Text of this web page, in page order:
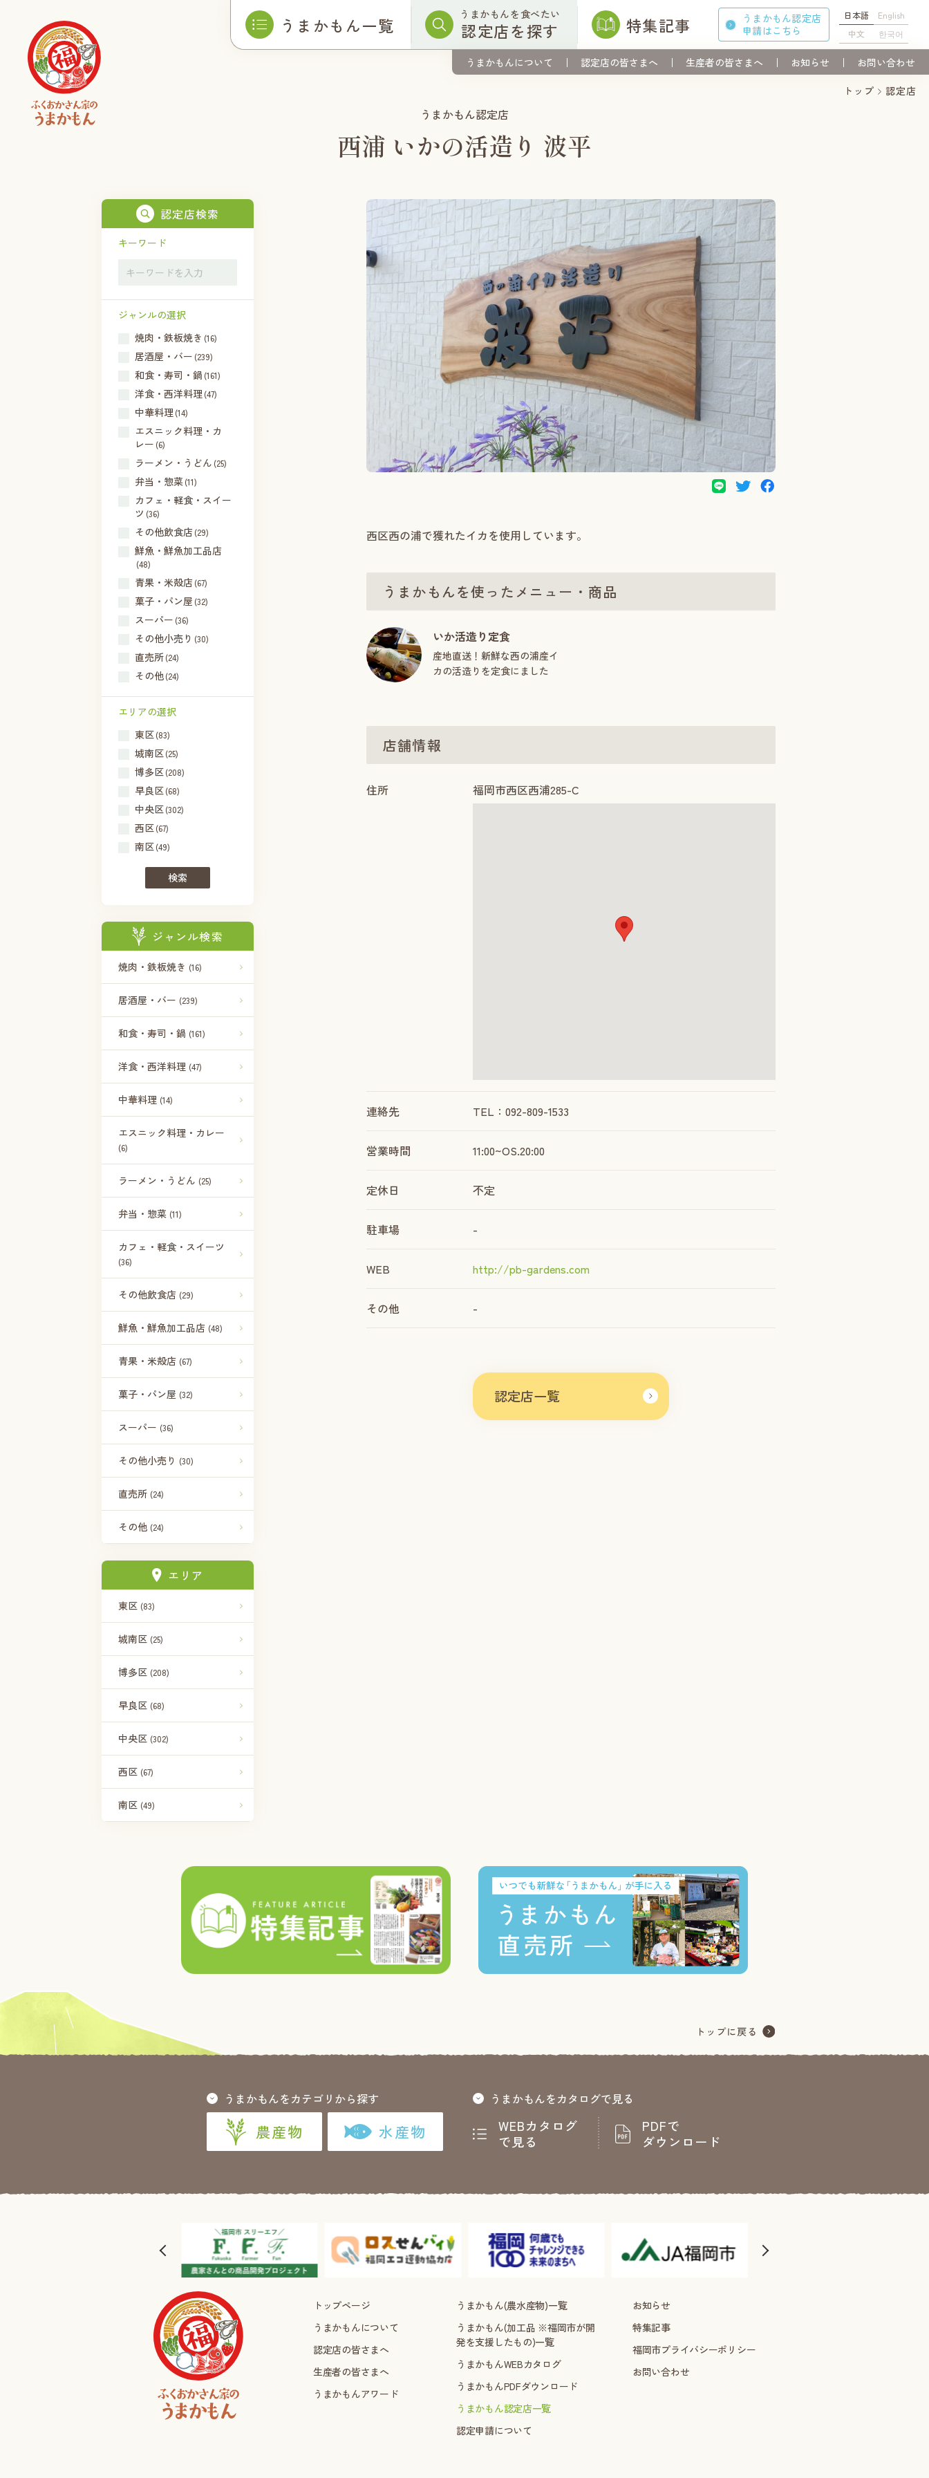
うまかもん一覧 うまかもんを食べたい
認定店を探す 特集記事
うまかもん認定店
申請はこちら
日本語
English
中文
한국어
うまかもんについて 認定店の皆さまへ 生産者の皆さまへ お知らせ お問い合わせ
トップ 認定店
うまかもん認定店
西浦 いかの活造り 波平
認定店検索
キーワード
ジャンルの選択
焼肉・鉄板焼き (16)
居酒屋・バー (239)
和食・寿司・鍋 (161)
洋食・西洋料理 (47)
中華料理 (14)
エスニック料理・カ
レー (6)
ラーメン・うどん (25)
弁当・惣菜(11)
カフェ・軽食・スイー
ツ (36)
その他飲食店(29)
鮮魚・鮮魚加工品店
(48)
青果・米殻店(67)
菓子・パン屋 (32)
スーパー (36)
その他小売り (30)
直売所(24)
その他(24)
エリアの選択
東区(83)
城南区(25)
博多区(208)
早良区(68)
中央区(302)
西区(67)
南区(49)
検索
ジャンル検索
焼肉・鉄板焼き (16)
居酒屋・バー (239)
和食・寿司・鍋 (161)
洋食・西洋料理 (47)
中華料理 (14)
エスニック料理・カレー
(6)
ラーメン・うどん (25)
弁当・惣菜 (11)
カフェ・軽食・スイーツ
(36)
その他飲食店 (29)
鮮魚・鮮魚加工品店 (48)
青果・米殻店 (67)
菓子・パン屋 (32)
スーパー (36)
その他小売り (30)
直売所 (24)
その他 (24)
エリア
東区 (83)
城南区 (25)
博多区 (208)
早良区 (68)
中央区 (302)
西区 (67)
南区 (49)
西区西の浦で獲れたイカを使用しています。
うまかもんを使ったメニュー・商品
いか活造り定食
産地直送！新鮮な西の浦産イ
カの活造りを定食にました
店舗情報
住所 福岡市西区西浦285-C
連絡先 TEL：092-809-1533
営業時間 11:00~OS.20:00
定休日 不定
駐車場 -
WEB http://pb-gardens.com
その他 -
認定店一覧
うまかもんをカテゴリから探す
農産物 水産物
うまかもんをカタログで見る
WEBカタログ
で見る
PDFで
ダウンロード
トップページ
うまかもんについて
認定店の皆さまへ
生産者の皆さまへ
うまかもんアワード
うまかもん(農水産物)一覧
うまかもん(加工品 ※福岡市が開
発を支援したもの)一覧
うまかもんWEBカタログ
うまかもんPDFダウンロード
うまかもん認定店一覧
認定申請について
お知らせ
特集記事
福岡市プライバシーポリシー
お問い合わせ